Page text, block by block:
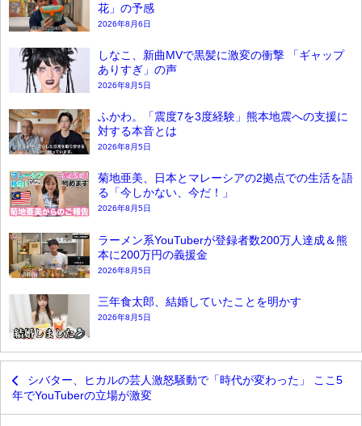
花」の予感
2026年8月6日
しなこ、新曲MVで黒髪に激変の衝撃 「ギャップ
ありすぎ」の声
2026年8月5日
ふかわ。「震度7を3度経験」熊本地震への支援に
対する本音とは
2026年8月5日
菊地亜美、日本とマレーシアの2拠点での生活を語
る「今しかない、今だ！」
2026年8月5日
ラーメン系YouTuberが登録者数200万人達成＆熊
本に200万円の義援金
2026年8月5日
三年食太郎、結婚していたことを明かす
2026年8月5日
シバター、ヒカルの芸人激怒騒動で「時代が変わった」 ここ5
年でYouTuberの立場が激変